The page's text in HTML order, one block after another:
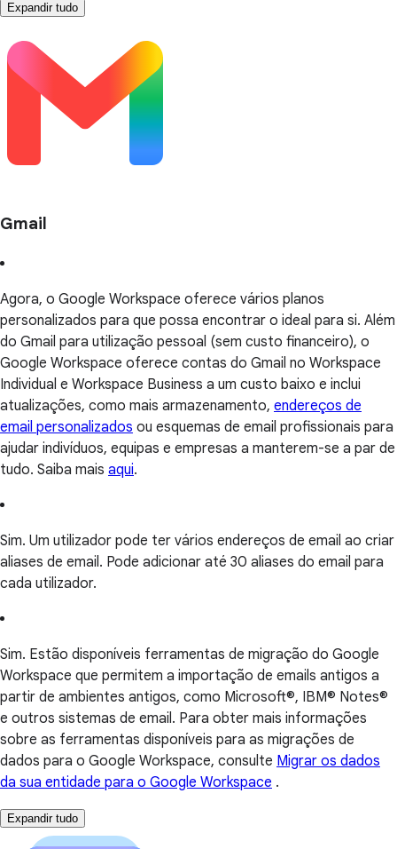
Expandir tudo
Gmail
Agora, o Google Workspace oferece vários planos
personalizados para que possa encontrar o ideal para si. Além
do Gmail para utilização pessoal (sem custo financeiro), o
Google Workspace oferece contas do Gmail no Workspace
Individual e Workspace Business a um custo baixo e inclui
atualizações, como mais armazenamento, endereços de
email personalizados ou esquemas de email profissionais para
ajudar indivíduos, equipas e empresas a manterem-se a par de
tudo. Saiba mais aqui.
Sim. Um utilizador pode ter vários endereços de email ao criar
aliases de email. Pode adicionar até 30 aliases do email para
cada utilizador.
Sim. Estão disponíveis ferramentas de migração do Google
Workspace que permitem a importação de emails antigos a
partir de ambientes antigos, como Microsoft®, IBM® Notes®
e outros sistemas de email. Para obter mais informações
sobre as ferramentas disponíveis para as migrações de
dados para o Google Workspace, consulte Migrar os dados
da sua entidade para o Google Workspace .
Expandir tudo